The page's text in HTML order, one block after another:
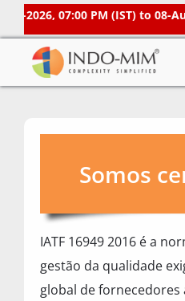
to
content
2026, 07:00 PM (IST) to 08-
Careers
Contacts US
Somos
IATF 16949 2016 é a
gestão da qualidade
global de